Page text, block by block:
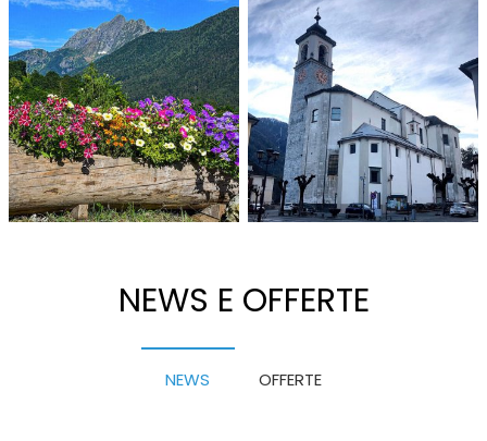
NEWS E OFFERTE
NEWS OFFERTE